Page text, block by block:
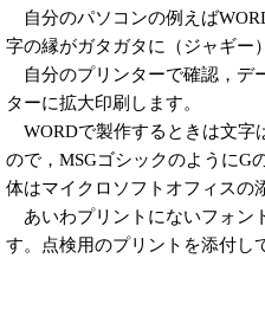
自分のパソコンの例えば
字の縁がガタガタに（ジャギー
自分のプリンターで確認，デ
ターに拡大印刷します。
WORDで製作するときは文字
ので，MSGゴシックのようにG
体はマイクロソフトオフィスの
あいわプリントにないフォン
す。点検用のプリントを添付し